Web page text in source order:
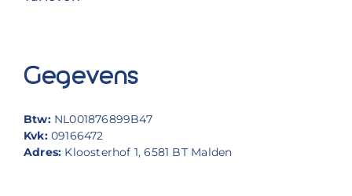
Gegevens
Btw: NL001876899B47
Kvk:09166472
Adres: Kloosterhof 1, 6581 BT Malden